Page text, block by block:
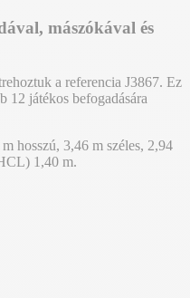
mászókával és
a referencia J3867. Ez
12 játékos befogadására
hosszú, 3,46 m széles, 2,94
1,40 m.